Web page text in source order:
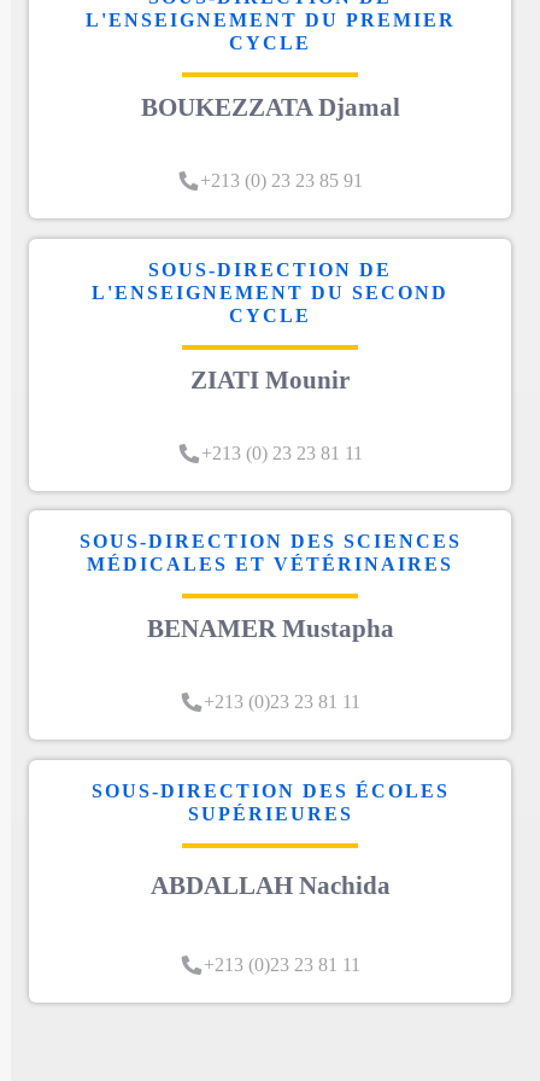
L'ENSEIGNEMENT DU PREMIER
CYCLE
BOUKEZZATA Djamal
+213 (0) 23 23 85 91
SOUS-DIRECTION DE
L'ENSEIGNEMENT DU SECOND
CYCLE
ZIATI Mounir
+213 (0) 23 23 81 11
SOUS-DIRECTION DES SCIENCES
MÉDICALES ET VÉTÉRINAIRES
BENAMER Mustapha
+213 (0)23 23 81 11
SOUS-DIRECTION DES ÉCOLES
SUPÉRIEURES
ABDALLAH Nachida
+213 (0)23 23 81 11